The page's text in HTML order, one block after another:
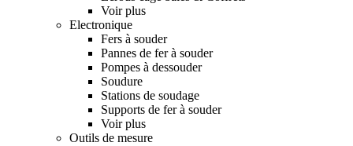
Voir plus
Electronique
Fers à souder
Pannes de fer à souder
Pompes à dessouder
Soudure
Stations de soudage
Supports de fer à souder
Voir plus
Outils de mesure